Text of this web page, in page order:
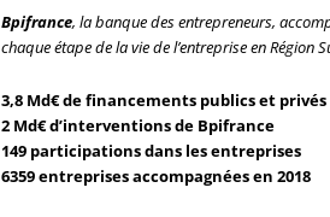
Bpifrance, la banque des entrepreneurs,
chaque étape de la vie de l’entreprise en Région
3,8 Md€ de financements publics et privés
2 Md€ d’interventions de Bpifrance
149 participations dans les entreprises
6359 entreprises accompagnées en 2018